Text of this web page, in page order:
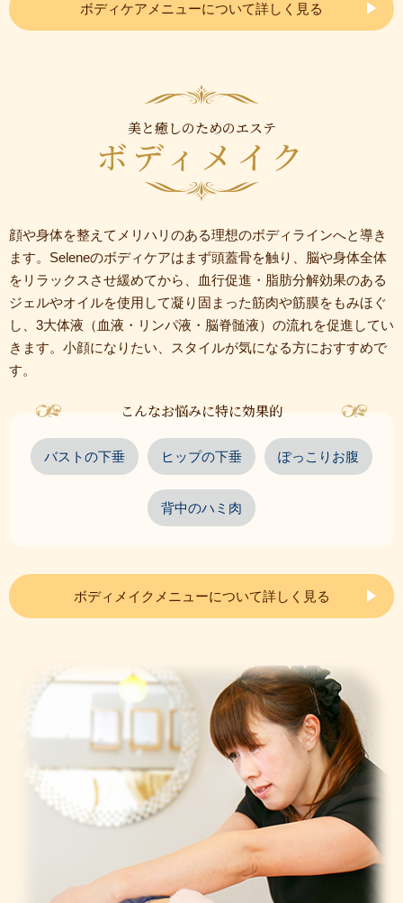
ボディケアメニューについて詳しく見る
美と癒しのためのエステ
ボディメイク
顔や身体を整えてメリハリのある理想のボディラインへと導き
ます。Seleneのボディケアはまず頭蓋骨を触り、脳や身体全体
をリラックスさせ緩めてから、血行促進・脂肪分解効果のある
ジェルやオイルを使用して凝り固まった筋肉や筋膜をもみほぐ
し、3大体液（血液・リンパ液・脳脊髄液）の流れを促進してい
きます。小顔になりたい、スタイルが気になる方におすすめで
す。
こんなお悩みに特に効果的
バストの下垂 ヒップの下垂 ぽっこりお腹
背中のハミ肉
ボディメイクメニューについて詳しく見る